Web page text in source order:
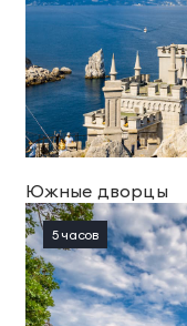
Южные дворцы
5 часов